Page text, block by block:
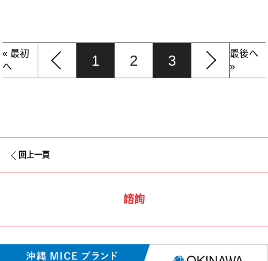
« 最初
へ
1 2 3
最後へ
»
回上一頁
諮詢